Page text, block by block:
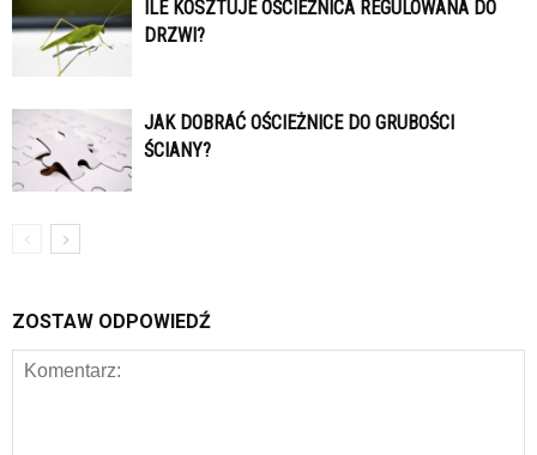
ILE KOSZTUJE OŚCIEŻNICA REGULOWANA DO
DRZWI?
JAK DOBRAĆ OŚCIEŻNICE DO GRUBOŚCI
ŚCIANY?
ZOSTAW ODPOWIEDŹ